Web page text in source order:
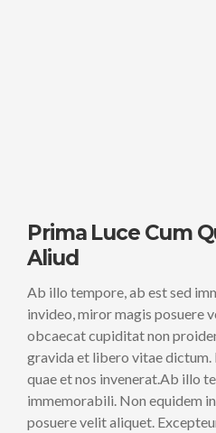
Prima Luce Cum
Aliud
Ab illo tempore, ab est sed
invideo, miror magis posuere
obcaecat cupiditat non
gravida et libero vitae
quae et nos invenerat.Ab illo
immemorabili. Non equidem
posuere velit aliquet.